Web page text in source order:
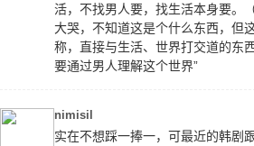
活，不找男人要，找生活本身要。
大哭，不知道这是个什么东西，但
称，直接与生活、世界打交道的东
要通过男人理解这个世界”
nimisil
实在不想踩一捧一，可最近的韩剧